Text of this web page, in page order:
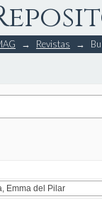
→ Revistas →